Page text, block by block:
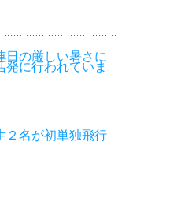
日の厳しい暑さに
発に行われていま
２名が初単独飛行